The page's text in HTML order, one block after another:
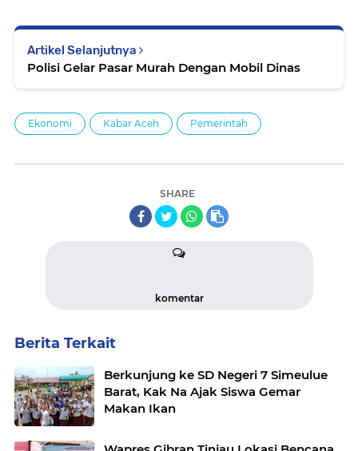
Artikel Selanjutnya
Polisi Gelar Pasar Murah Dengan Mobil Dinas
Ekonomi Kabar Aceh Pemerintah
SHARE
komentar
Berita Terkait
Berkunjung ke SD Negeri 7 Simeulue
Barat, Kak Na Ajak Siswa Gemar
Makan Ikan